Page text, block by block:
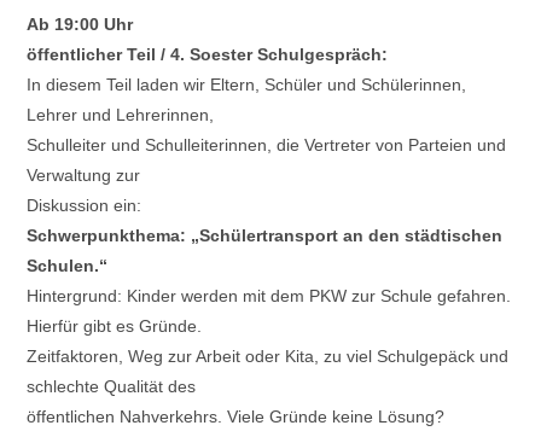
Ab 19:00 Uhr
öffentlicher Teil / 4. Soester Schulgespräch:
In diesem Teil laden wir Eltern, Schüler und Schülerinnen,
Lehrer und Lehrerinnen,
Schulleiter und Schulleiterinnen, die Vertreter von Parteien und
Verwaltung zur
Diskussion ein:
Schwerpunkthema: „Schülertransport an den städtischen
Schulen.“
Hintergrund: Kinder werden mit dem PKW zur Schule gefahren.
Hierfür gibt es Gründe.
Zeitfaktoren, Weg zur Arbeit oder Kita, zu viel Schulgepäck und
schlechte Qualität des
öffentlichen Nahverkehrs. Viele Gründe keine Lösung?